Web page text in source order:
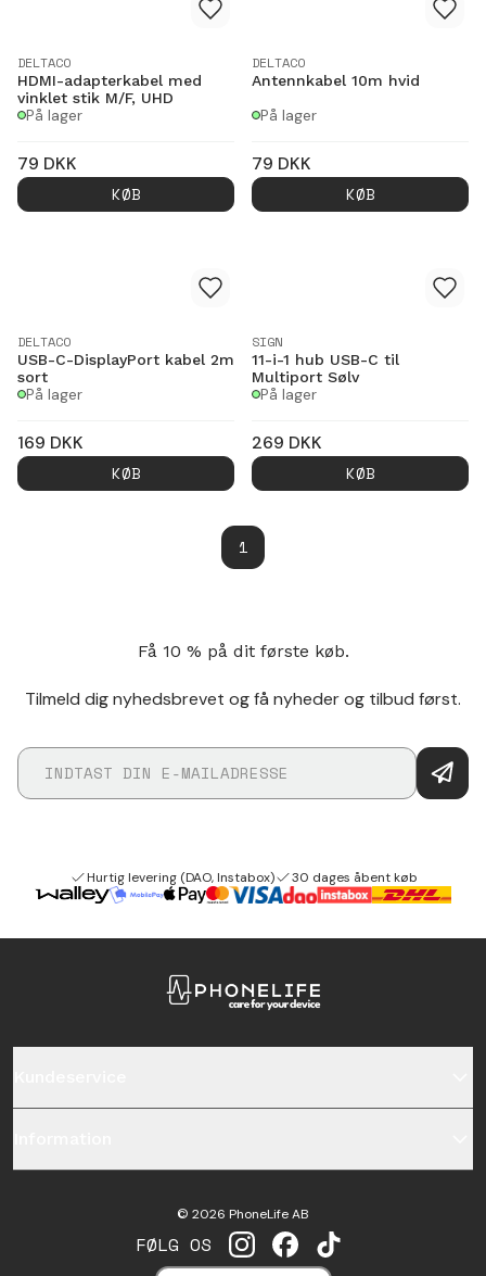
DELTACO
HDMI-adapterkabel med
vinklet stik M/F, UHD
På lager
79 DKK
KØB
DELTACO
Antennkabel 10m hvid
På lager
79 DKK
KØB
DELTACO
USB-C-DisplayPort kabel 2m
sort
På lager
169 DKK
KØB
SIGN
11-i-1 hub USB-C til
Multiport Sølv
På lager
269 DKK
KØB
1
Få 10 % på dit første køb.
Tilmeld dig nyhedsbrevet og få nyheder og tilbud først.
Hurtig levering (DAO, Instabox) 30 dages åbent køb
FØLG OS INSTAGRAM
FACEBOOKTIKTOK
© 2026 PhoneLife AB